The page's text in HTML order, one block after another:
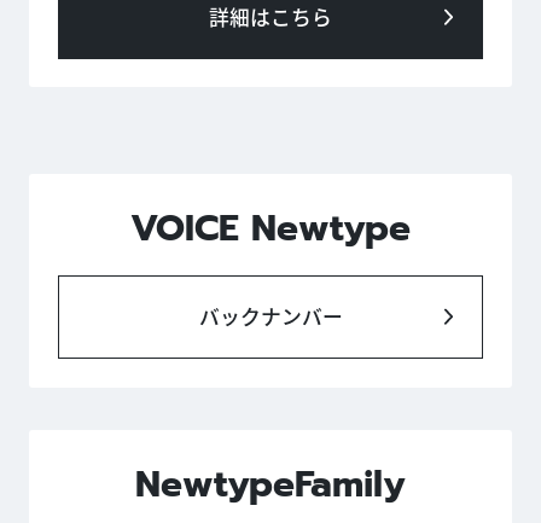
詳細はこちら
VOICE Newtype
バックナンバー
NewtypeFamily